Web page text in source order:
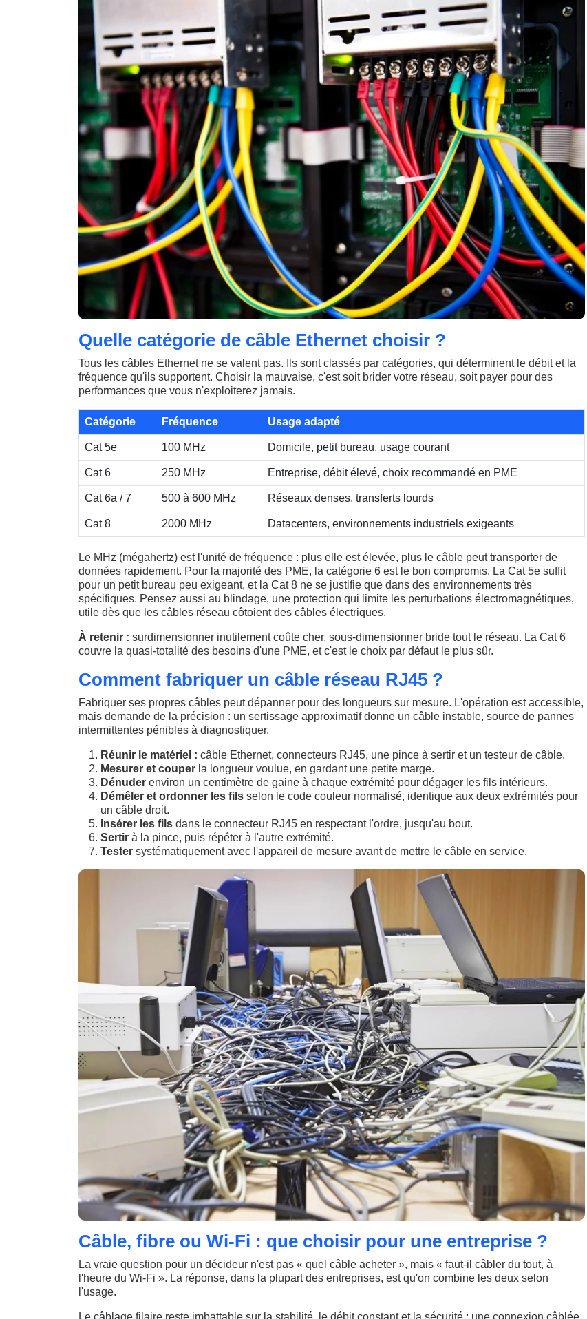
Quelle catégorie de câble Ethernet choisir ?
Tous les câbles Ethernet ne se valent pas. Ils sont classés par catégories, qui déterminent le débit et la
fréquence qu'ils supportent. Choisir la mauvaise, c'est soit brider votre réseau, soit payer pour des
performances que vous n'exploiterez jamais.
Catégorie Fréquence Usage adapté
Cat 5e 100 MHz Domicile, petit bureau, usage courant
Cat 6 250 MHz Entreprise, débit élevé, choix recommandé en PME
Cat 6a / 7 500 à 600 MHz Réseaux denses, transferts lourds
Cat 8 2000 MHz Datacenters, environnements industriels exigeants
Le MHz (mégahertz) est l'unité de fréquence : plus elle est élevée, plus le câble peut transporter de
données rapidement. Pour la majorité des PME, la catégorie 6 est le bon compromis. La Cat 5e suffit
pour un petit bureau peu exigeant, et la Cat 8 ne se justifie que dans des environnements très
spécifiques. Pensez aussi au blindage, une protection qui limite les perturbations électromagnétiques,
utile dès que les câbles réseau côtoient des câbles électriques.
À retenir : surdimensionner inutilement coûte cher, sous-dimensionner bride tout le réseau. La Cat 6
couvre la quasi-totalité des besoins d'une PME, et c'est le choix par défaut le plus sûr.
Comment fabriquer un câble réseau RJ45 ?
Fabriquer ses propres câbles peut dépanner pour des longueurs sur mesure. L'opération est accessible,
mais demande de la précision : un sertissage approximatif donne un câble instable, source de pannes
intermittentes pénibles à diagnostiquer.
Réunir le matériel : câble Ethernet, connecteurs RJ45, une pince à sertir et un testeur de câble.
Mesurer et couper la longueur voulue, en gardant une petite marge.
Dénuder environ un centimètre de gaine à chaque extrémité pour dégager les fils intérieurs.
Démêler et ordonner les fils selon le code couleur normalisé, identique aux deux extrémités pour
un câble droit.
Insérer les fils dans le connecteur RJ45 en respectant l'ordre, jusqu'au bout.
Sertir à la pince, puis répéter à l'autre extrémité.
Tester systématiquement avec l'appareil de mesure avant de mettre le câble en service.
Câble, fibre ou Wi-Fi : que choisir pour une entreprise ?
La vraie question pour un décideur n'est pas « quel câble acheter », mais « faut-il câbler du tout, à
l'heure du Wi-Fi ». La réponse, dans la plupart des entreprises, est qu'on combine les deux selon
l'usage.
Le câblage filaire reste imbattable sur la stabilité, le débit constant et la sécurité : une connexion câblée